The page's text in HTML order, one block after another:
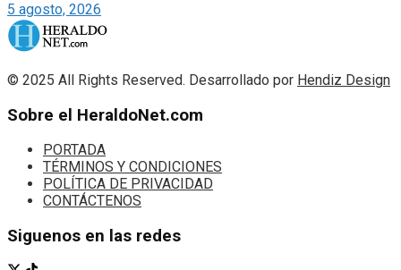
5 agosto, 2026
© 2025 All Rights Reserved. Desarrollado por Hendiz Design
Sobre el HeraldoNet.com
PORTADA
TÉRMINOS Y CONDICIONES
POLÍTICA DE PRIVACIDAD
CONTÁCTENOS
Siguenos en las redes